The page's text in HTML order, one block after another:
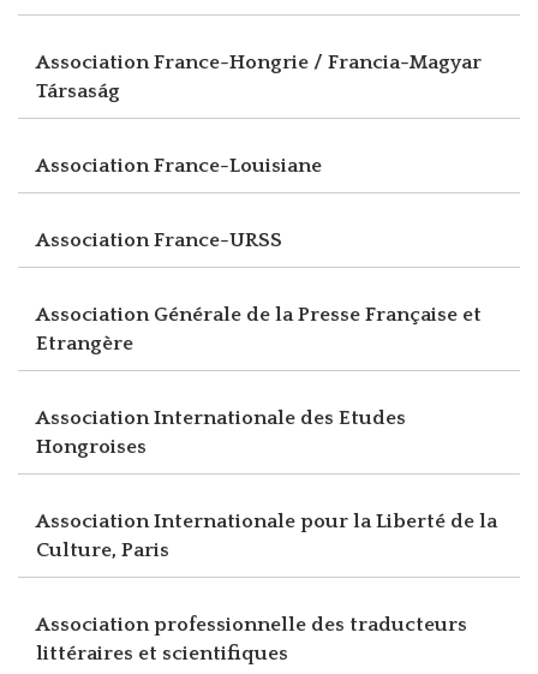
Association France-Hongrie / Francia-Magyar
Társaság
Association France-Louisiane
Association France-URSS
Association Générale de la Presse Française et
Etrangère
Association Internationale des Etudes
Hongroises
Association Internationale pour la Liberté de la
Culture, Paris
Association professionnelle des traducteurs
littéraires et scientifiques